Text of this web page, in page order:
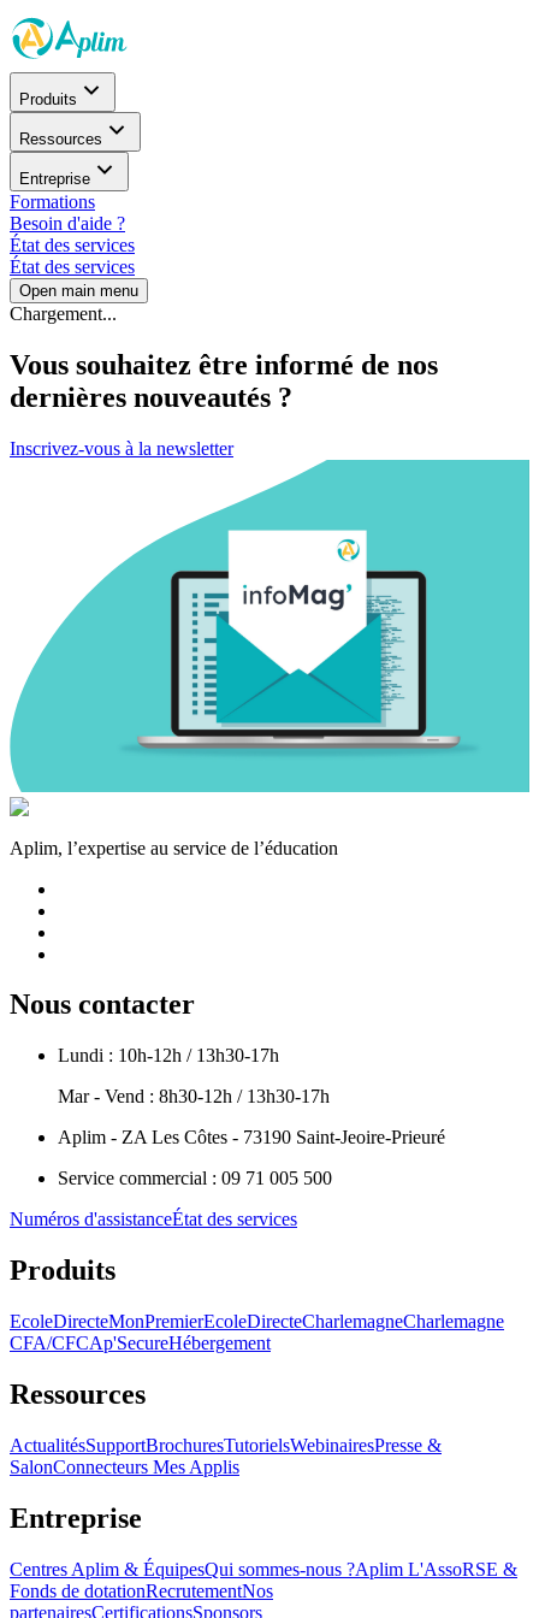
Produits
Ressources
Entreprise
Formations
Besoin d'aide ?
État des services
État des services
Open main menu
Chargement...
Vous souhaitez être informé de nos
dernières nouveautés ?
Inscrivez-vous à la newsletter
Aplim, l’expertise au service de l’éducation
Nous contacter
Lundi : 10h-12h / 13h30-17h
Mar - Vend : 8h30-12h / 13h30-17h
Aplim - ZA Les Côtes - 73190 Saint-Jeoire-Prieuré
Service commercial : 09 71 005 500
Numéros d'assistanceÉtat des services
Produits
EcoleDirecteMonPremierEcoleDirecteCharlemagneCharlemagne
CFA/CFCAp'SecureHébergement
Ressources
ActualitésSupportBrochuresTutorielsWebinairesPresse &
SalonConnecteurs Mes Applis
Entreprise
Centres Aplim & ÉquipesQui sommes-nous ?Aplim L'AssoRSE &
Fonds de dotationRecrutementNos
partenairesCertificationsSponsors